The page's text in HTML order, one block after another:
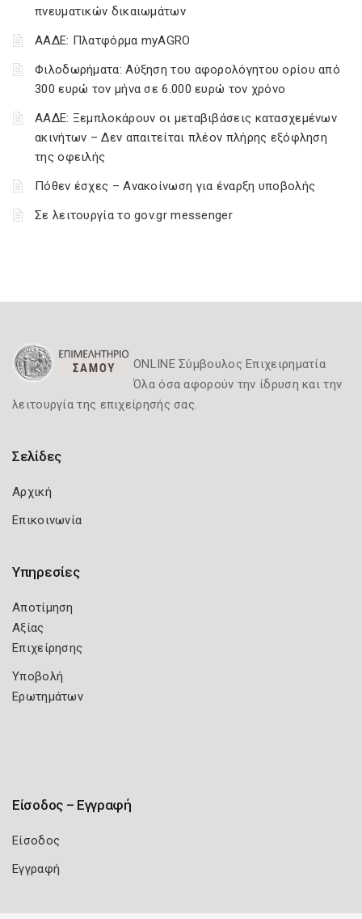
πνευματικών δικαιωμάτων
ΑΑΔΕ: Πλατφόρμα myAGRO
Φιλοδωρήματα: Αύξηση του αφορολόγητου ορίου από
300 ευρώ τον μήνα σε 6.000 ευρώ τον χρόνο
ΑΑΔΕ: Ξεμπλοκάρουν οι μεταβιβάσεις κατασχεμένων
ακινήτων – Δεν απαιτείται πλέον πλήρης εξόφληση
της οφειλής
Πόθεν έσχες – Ανακοίνωση για έναρξη υποβολής
Σε λειτουργία το gov.gr messenger
ONLINE Σύμβουλος Επιχειρηματία
Όλα όσα αφορούν την ίδρυση και την
λειτουργία της επιχείρησής σας.
Σελίδες
Αρχική
Επικοινωνία
Υπηρεσίες
Αποτίμηση
Αξίας
Επιχείρησης
Υποβολή
Ερωτημάτων
Είσοδος – Εγγραφή
Είσοδος
Εγγραφή